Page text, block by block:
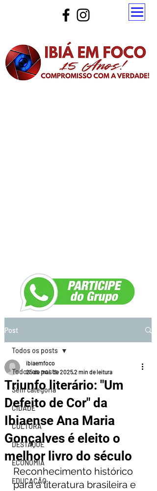
Post
Todos os posts
Sem categoria
CIDADE
CULTURA
DESTAQUE
ECONOMIA
EDUCAÇÃO
Todos os posts
Triunfo literário: "Um
Defeito de Cor" da
Ibiaense Ana Maria
Gonçalves é eleito o
melhor livro do século
ibiaemfoco
25 de mai. de 20252 min de leitura
Reconhecimento histórico
para a literatura brasileira e